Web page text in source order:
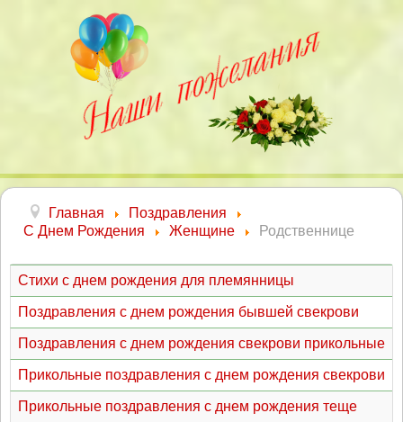
Главная
Поздравления
С Днем Рождения
Женщине Родственнице
Стихи с днем рождения для племянницы
Поздравления с днем рождения бывшей свекрови
Поздравления с днем рождения свекрови прикольные
Прикольные поздравления с днем рождения свекрови
Прикольные поздравления с днем рождения теще